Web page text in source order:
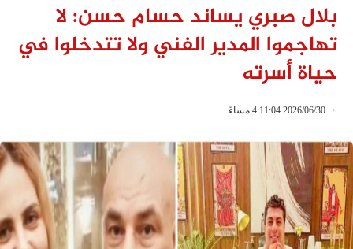
بلال صبري يساند حسام حسن: لا
تهاجموا المدير الفني ولا تتدخلوا في
حياة أسرته
2026/06/30 4:11:04 مساءً